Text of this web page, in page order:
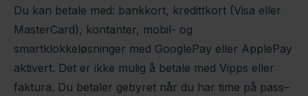
Du kan betale med: bankkort, kredittkort (Visa eller
MasterCard), kontanter, mobil- og
smartklokkeløsninger med GooglePay eller ApplePay
aktivert. Det er ikke mulig å betale med Vipps eller
faktura. Du betaler gebyret når du har time på pass–